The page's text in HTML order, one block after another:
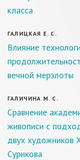
класса
ГАЛИЦКАЯ Е. С.
Влияние
вечной мерзлоты
ГАЛИЧИНА М. С.
Сравнение
живописи с
двух художников
Сурикова